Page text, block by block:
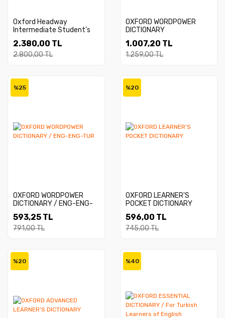
Oxford Headway
Intermediate Student's
2.380,00 TL
2.800,00 TL
OXFORD WORDPOWER
DICTIONARY
1.007,20 TL
1.259,00 TL
%25
OXFORD WORDPOWER
DICTIONARY / ENG-ENG-
593,25 TL
791,00 TL
%20
OXFORD LEARNER'S
POCKET DICTIONARY
596,00 TL
745,00 TL
%20 %40